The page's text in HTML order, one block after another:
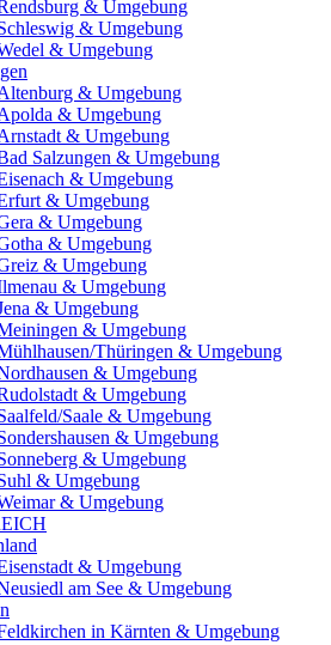
& Umgebung
& Umgebung
& Umgebung
& Umgebung
& Umgebung
& Umgebung
Salzungen & Umgebung
& Umgebung
& Umgebung
& Umgebung
& Umgebung
& Umgebung
& Umgebung
& Umgebung
& Umgebung
Thüringen & Umgebung
& Umgebung
& Umgebung
Saale & Umgebung
& Umgebung
& Umgebung
& Umgebung
& Umgebung
& Umgebung
am See & Umgebung
in Kärnten & Umgebung